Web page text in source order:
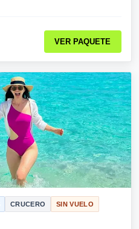
VER PAQUETE
CRUCERO SIN VUELO